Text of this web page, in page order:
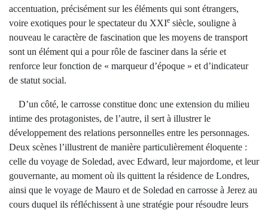
accentuation, précisément sur les éléments qui sont étrangers,
voire exotiques pour le spectateur du XXIe siècle, souligne à
nouveau le caractère de fascination que les moyens de transport
sont un élément qui a pour rôle de fasciner dans la série et
renforce leur fonction de « marqueur d’époque » et d’indicateur
de statut social.
D’un côté, le carrosse constitue donc une extension du milieu
intime des protagonistes, de l’autre, il sert à illustrer le
développement des relations personnelles entre les personnages.
Deux scènes l’illustrent de manière particulièrement éloquente :
celle du voyage de Soledad, avec Edward, leur majordome, et leur
gouvernante, au moment où ils quittent la résidence de Londres,
ainsi que le voyage de Mauro et de Soledad en carrosse à Jerez au
cours duquel ils réfléchissent à une stratégie pour résoudre leurs